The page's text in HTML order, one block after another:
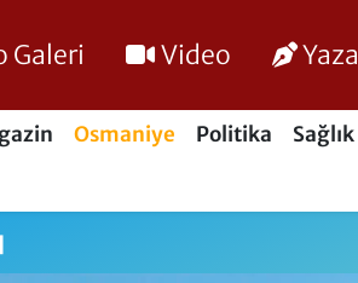
Galeri Video
Osmaniye Politika Sağlık